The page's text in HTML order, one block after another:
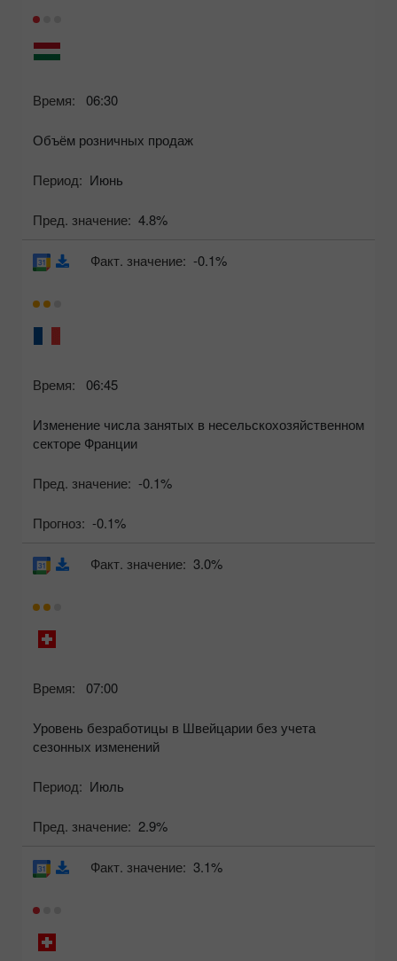
Время: 06:30
Объём розничных продаж
Период: Июнь
Пред. значение: 4.8%
Время: 06:45
Изменение числа занятых в несельскохозяйственном
секторе Франции
Пред. значение: -0.1%
Прогноз: -0.1%
Факт. значение: -0.1%
Время: 07:00
Уровень безработицы в Швейцарии без учета
сезонных изменений
Период: Июль
Пред. значение: 2.9%
Факт. значение: 3.0%
Факт. значение: 3.1%